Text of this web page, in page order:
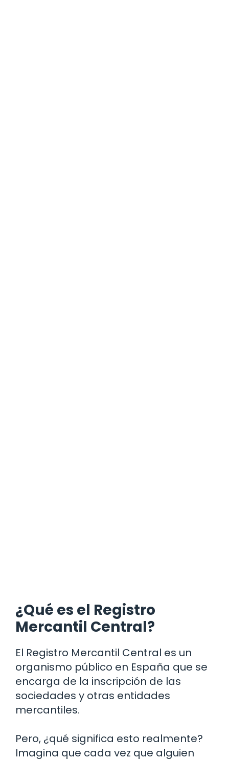
¿Qué es el Registro
Mercantil Central?
El Registro Mercantil Central es un
organismo público en España que se
encarga de la inscripción de las
sociedades y otras entidades
mercantiles.
Pero, ¿qué significa esto realmente?
Imagina que cada vez que alguien